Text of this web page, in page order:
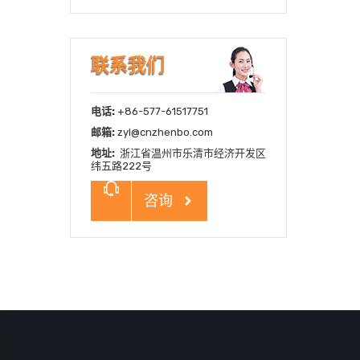
联系我们
电话: +86-577-61517751
邮箱: zyl@cnzhenbo.com
地址: 浙江省温州市乐清市经济开发区
纬五路222号
咨询